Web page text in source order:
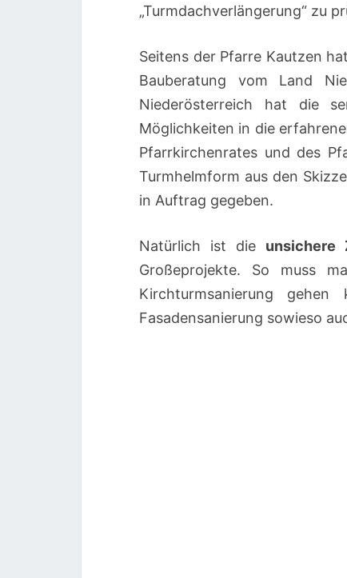
„Turmdachverlängerung“ zu
Seitens der Pfarre Kautzen
Bauberatung vom Land
Niederösterreich hat die
Möglichkeiten in die
Pfarrkirchenrates und des
Turmhelmform aus den
in Auftrag gegeben.
Natürlich ist die unsichere
Großeprojekte. So muss
Kirchturmsanierung
Fasadensanierung sowieso